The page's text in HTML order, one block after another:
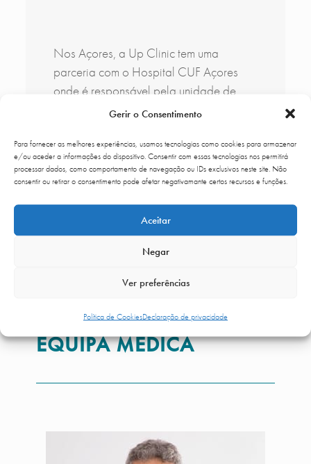
Gerir o Consentimento
Para fornecer as melhores experiências, usamos tecnologias como cookies para armazenar
e/ou aceder a informações do dispositivo. Consentir com essas tecnologias nos permitirá
processar dados, como comportamento de navegação ou IDs exclusivos neste site. Não
consentir ou retirar o consentimento pode afetar negativamante certos recursos e funções.
Aceitar
Negar
Ver preferências
Política de CookiesDeclaração de privacidade
Nos Açores, a Up Clinic tem uma
parceria com o Hospital CUF Açores
onde é responsável pela unidade de
cirurgia plástica, cirurgia maxilo-facial,
Esta unidade é um hospital novo que foi
inaugurado em 2022 como Hospital
Internacional dos Açores, tendo sido
adquirido em 2023 pela CUF, e oferece
as melhores condições hospitalares na
Região Autónoma dos Açores.
EQUIPA MÉDICA